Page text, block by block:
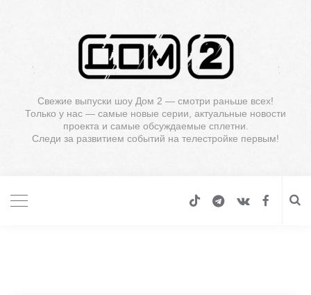
Свежие выпуски шоу Дом 2 — смотри раньше всех!
Только у нас — самые новые серии, актуальные новости
проекта и самые обсуждаемые сплетни.
Следи за развитием событий на телестройке первым!